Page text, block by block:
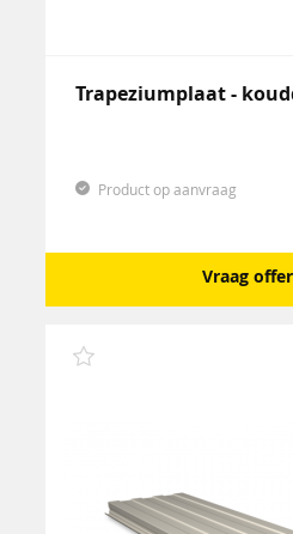
Trapeziumplaat -
Product op aanvraag
Vraag